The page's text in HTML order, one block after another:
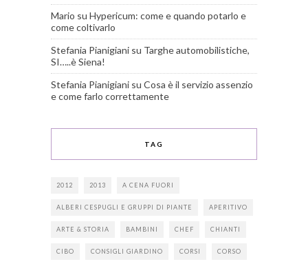
Mario su Hypericum: come e quando potarlo e
come coltivarlo
Stefania Pianigiani su Targhe automobilistiche,
SI…..è Siena!
Stefania Pianigiani su Cosa è il servizio assenzio
e come farlo correttamente
TAG
2012 2013 A CENA FUORI
ALBERI CESPUGLI E GRUPPI DI PIANTE APERITIVO
ARTE & STORIA BAMBINI CHEF CHIANTI
CIBO CONSIGLI GIARDINO CORSI CORSO